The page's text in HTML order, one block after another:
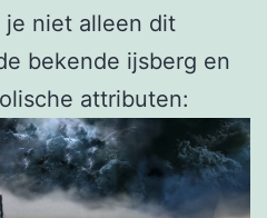
je niet alleen dit
bekende ijsberg en
attributen: